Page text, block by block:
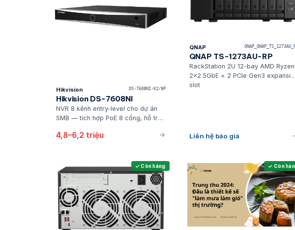
Hikvision DS-7608NI-K2/8P
Hikvision DS-7608NI
NVR 8 kênh entry-level cho dự án
SMB — tích hợp PoE 8 cổng, hỗ trợ
đơn giản qua app Hik-Connect, phù
4,8–6,2 triệu
QNAP
QNAP TS-1273AU-RP
RackStation 2U 12-bay AMD
2x2.5GbE + 2 PCIe Gen3 expansion
slot
Liên hệ báo giá
✓ Còn hàng ✓ Còn